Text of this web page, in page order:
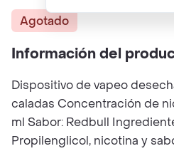
Agotado
Información del
Dispositivo de vapeo
caladas Concentración de
ml Sabor: Redbull
Propilenglicol, nicotina y